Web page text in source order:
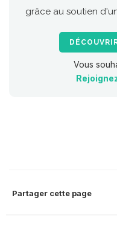
grâce au soutien
Vous
Partager cette page